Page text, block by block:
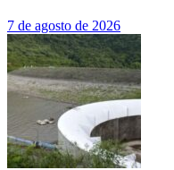
7 de agosto de 2026